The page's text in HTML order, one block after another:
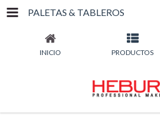
PALETAS & TABLEROS
INICIO PRODUCTOS